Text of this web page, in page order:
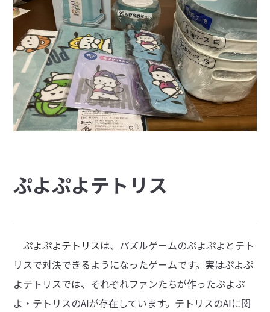
ぷよぷよテトリス
ぷよぷよテトリスは、パズルゲームのぷよぷよとテト
リスで対決できるようになったゲームです。実はぷよぷ
よテトリスでは、それぞれファンたちが作ったぷよぷ
よ・テトリスのAIが存在しています。テトリスのAIに関